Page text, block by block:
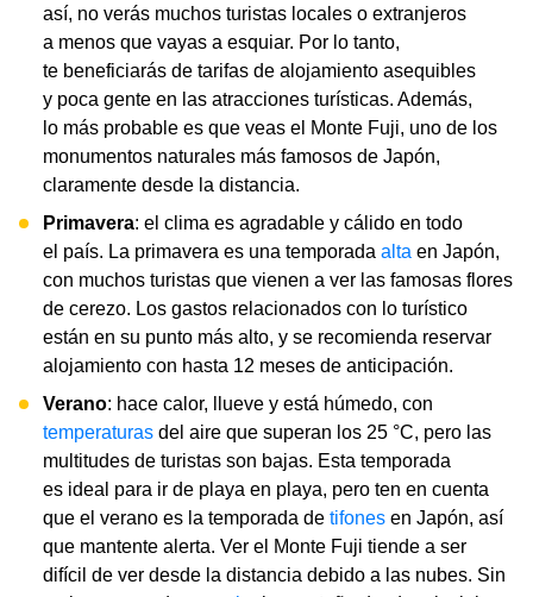
así, no verás muchos turistas locales o extranjeros
a menos que vayas a esquiar. Por lo tanto,
te beneficiarás de tarifas de alojamiento asequibles
y poca gente en las atracciones turísticas. Además,
lo más probable es que veas el Monte Fuji, uno de los
monumentos naturales más famosos de Japón,
claramente desde la distancia.
Primavera: el clima es agradable y cálido en todo
el país. La primavera es una temporada alta en Japón,
con muchos turistas que vienen a ver las famosas flores
de cerezo. Los gastos relacionados con lo turístico
están en su punto más alto, y se recomienda reservar
alojamiento con hasta 12 meses de anticipación.
Verano: hace calor, llueve y está húmedo, con
temperaturas del aire que superan los 25 °C, pero las
multitudes de turistas son bajas. Esta temporada
es ideal para ir de playa en playa, pero ten en cuenta
que el verano es la temporada de tifones en Japón, así
que mantente alerta. Ver el Monte Fuji tiende a ser
difícil de ver desde la distancia debido a las nubes. Sin